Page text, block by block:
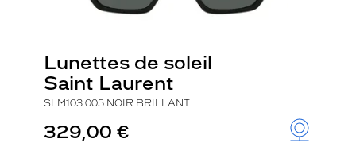
Lunettes de soleil
Saint Laurent
SLM103 005 NOIR BRILLANT
329,00 €